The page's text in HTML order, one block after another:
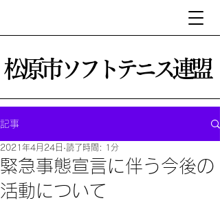
松原市ソフトテニス連盟
記事
緊急事態宣言に伴う今後の
活動について
2021年4月24日 読了時間: 1分